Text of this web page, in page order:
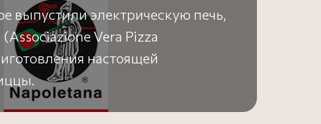
выпустили электрическую печь,
Vera Pizza
настоящей